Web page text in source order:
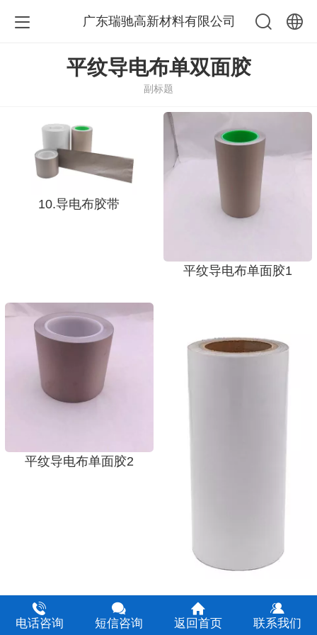
广东瑞驰高新材料有限公司
中文
平纹导电布单双面胶
副标题
10.导电布胶带
平纹导电布单面胶1
平纹导电布单面胶2
平纹导电布双面胶
电话咨询 短信咨询 返回首页 联系我们